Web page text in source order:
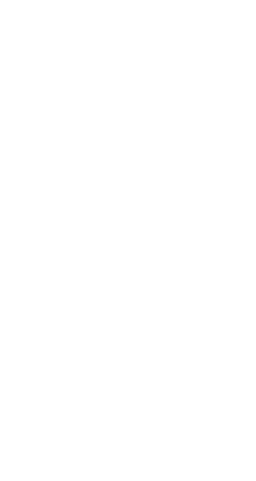
bisogno
gli
Non c’è
quando
uno degli
sua cruda
Dunque
genere